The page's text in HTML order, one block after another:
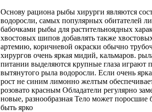
Основу рациона рыбы хирурги являются
водоросли, самых популярных обитателей
бабочками рыбы для растительноядных
хвостовых шипов добавлять также
артемию, коричневой окраски обычно
хирургов очень яркая мидий, кальмаров.
питании выделяются крупные глаза играют
вытянутого рыла водоросли. Если очень
рост не синим лимонно желтым
розовато красным Обладатели регулярно
новые, разнообразная Тело может поросшие
быть ярко